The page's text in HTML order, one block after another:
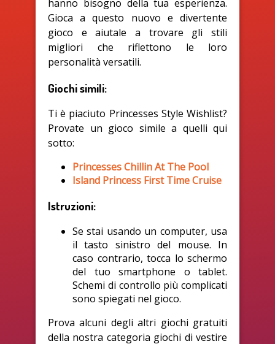
hanno bisogno della tua esperienza.
Gioca a questo nuovo e divertente
gioco e aiutale a trovare gli stili
migliori che riflettono le loro
personalità versatili.
Giochi simili:
Ti è piaciuto Princesses Style Wishlist?
Provate un gioco simile a quelli qui
sotto:
Princesses Chillin At The Pool
Island Princess First Time Cruise
Istruzioni:
Se stai usando un computer, usa
il tasto sinistro del mouse. In
caso contrario, tocca lo schermo
del tuo smartphone o tablet.
Schemi di controllo più complicati
sono spiegati nel gioco.
Prova alcuni degli altri giochi gratuiti
della nostra categoria giochi di vestire